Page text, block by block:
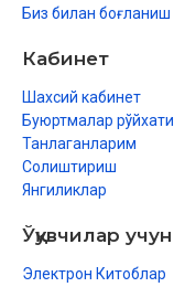
Биз билан боғланиш
Кабинет
Шахсий кабинет
Буюртмалар рўйхати
Танлаганларим
Солиштириш
Янгиликлар
Ўқувчилар учун
Электрон Китоблар